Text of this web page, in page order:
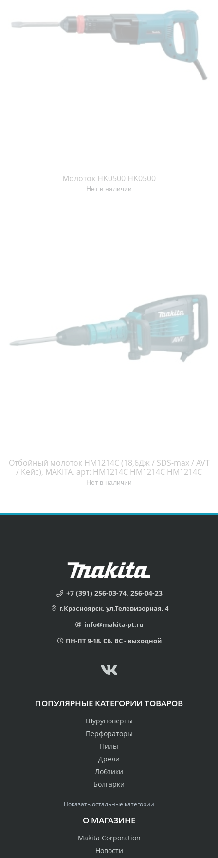
Молоток HK0500 HK0500
Нет в наличии
Отбойный молоток HM1214C (18,6Дж / SDS-max / AVT
/ Кейс), MAKITA, арт: HM1214C HM1214C HM1214C
Нет в наличии
+7 (391) 256-03-74, 256-04-23
г.Красноярск, ул.Телевизорная, 4
info@makita-pt.ru
ПН-ПТ 9-18, СБ, ВС - выходной
ПОПУЛЯРНЫЕ КАТЕГОРИИ ТОВАРОВ
Шуруповерты
Перфораторы
Пилы
Дрели
Лобзики
Болгарки
Показать остальные категории
О МАГАЗИНЕ
Makita Corporation
Новости